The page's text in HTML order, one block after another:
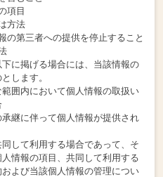
項目
方法
の第三者への提供を停止すること
に掲げる場合には、当該情報の
します。
囲内において個人情報の取扱い
継に伴って個人情報が提供され
して利用する場合であって、そ
情報の項目、共同して利用する
よび当該個人情報の管理につい